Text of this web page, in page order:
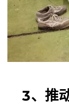
3、推